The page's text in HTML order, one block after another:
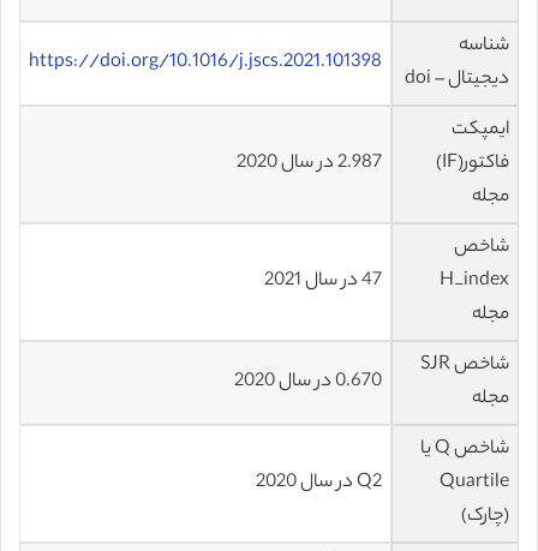
شناسه
دیجیتال – doi
https://doi.org/10.1016/j.jscs.2021.101398
ایمپکت
فاکتور(IF)
مجله
2.987 در سال 2020
شاخص
H_index
مجله
47 در سال 2021
شاخص SJR
مجله
0.670 در سال 2020
شاخص Q یا
Quartile
(چارک)
Q2 در سال 2020